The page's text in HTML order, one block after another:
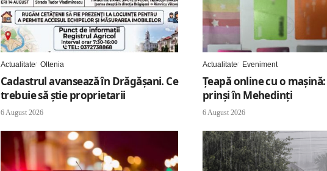
Actualitate Oltenia
Cadastrul avansează în Drăgășani. Ce
trebuie să știe proprietarii
6 August 2026
Actualitate Eveniment
Țeapă online cu o
prinși în Mehedinți
6 August 2026